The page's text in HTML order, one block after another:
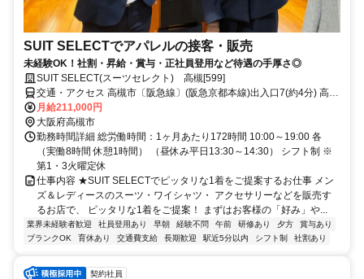
SUIT SELECTでアパレルの接客・販売
未経験OK！社割・昇給・賞与・正社員登用など待遇の手厚さ◎
SUIT SELECT(スーツセレクト) 高槻[599]
交通・アクセス 高槻市〔阪急線〕(阪急京都本線)出入口7(約4分) 高槻
〔ＪＲ〕(ＪＲ東海道本線)南口(約5分) 摂津富田(ＪＲ東海道本線)北口
(約42分)
月給211,000円
大阪府高槻市
勤務時間詳細 総労働時間：1ヶ月あたり172時間 10:00～19:00 各
（実働8時間 休憩1時間） （昼休み平日13:30～14:30） シフト制 ※
第1・3火曜定休
仕事内容 ★SUIT SELECTでピッタリな1着をご提案するお仕事 メン
ズ＆レディースのスーツ・ワイシャツ・ アクセサリーなどを販売す
るお店で、 ピッタリな1着をご提案！ まずはお客様の「好み」や...
業界未経験者歓迎 社員登用あり 早朝 経験不問 午前 研修あり 夕方
賞与あり
ブランクOK
育休あり 交通費支給 長期歓迎 駅近5分以内 シフト制 社割あり
契約社員